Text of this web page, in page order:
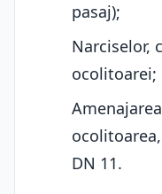
pasaj);
Narciselor,
ocolitoarei;
DN 11.